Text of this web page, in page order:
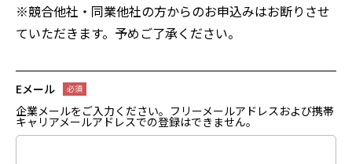
※競合他社・同業他社の方からのお申込みはお断りさせ
ていただきます。予めご了承ください。
Eメール
企業メールをご入力ください。フリーメールアドレスおよび携帯
キャリアメールアドレスでの登録はできません。